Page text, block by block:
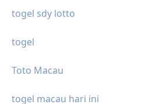
togel sdy lotto
togel
Toto Macau
togel macau hari ini